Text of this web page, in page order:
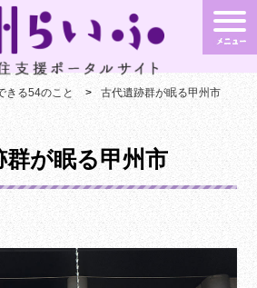
きる54のこと 古代遺跡群が眠る甲州市
群が眠る甲州市